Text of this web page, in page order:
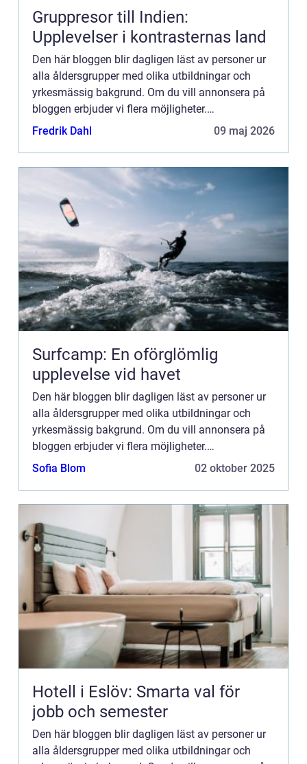
Gruppresor till Indien:
Upplevelser i kontrasternas land
Den här bloggen blir dagligen läst av personer ur
alla åldersgrupper med olika utbildningar och
yrkesmässig bakgrund. Om du vill annonsera på
bloggen erbjuder vi flera möjligheter.
Bannerannonser är endast ett av alternativen.
Fredrik Dahl 09 maj 2026
Surfcamp: En oförglömlig
upplevelse vid havet
Den här bloggen blir dagligen läst av personer ur
alla åldersgrupper med olika utbildningar och
yrkesmässig bakgrund. Om du vill annonsera på
bloggen erbjuder vi flera möjligheter.
Bannerannonser är endast ett av alternativen.
Sofia Blom 02 oktober 2025
Hotell i Eslöv: Smarta val för
jobb och semester
Den här bloggen blir dagligen läst av personer ur
alla åldersgrupper med olika utbildningar och